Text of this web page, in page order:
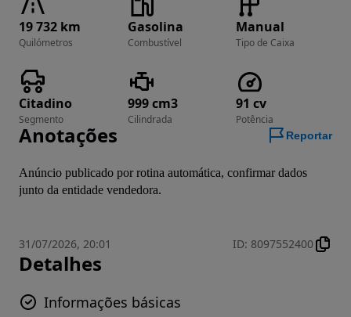
19 732 km
Quilómetros
Gasolina
Combustível
Manual
Tipo de Caixa
Citadino
Segmento
999 cm3
Cilindrada
91 cv
Potência
Anotações Reportar
Anúncio publicado por rotina automática, confirmar dados
junto da entidade vendedora.
31/07/2026, 20:01 ID: 8097552400
Detalhes
Informações básicas